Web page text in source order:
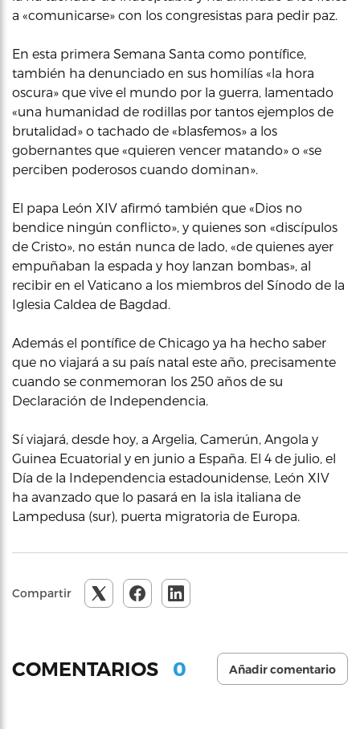
a «comunicarse» con los congresistas para pedir paz.
En esta primera Semana Santa como pontífice,
también ha denunciado en sus homilías «la hora
oscura» que vive el mundo por la guerra, lamentado
«una humanidad de rodillas por tantos ejemplos de
brutalidad» o tachado de «blasfemos» a los
gobernantes que «quieren vencer matando» o «se
perciben poderosos cuando dominan».
El papa León XIV afirmó también que «Dios no
bendice ningún conflicto», y quienes son «discípulos
de Cristo», no están nunca de lado, «de quienes ayer
empuñaban la espada y hoy lanzan bombas», al
recibir en el Vaticano a los miembros del Sínodo de la
Iglesia Caldea de Bagdad.
Además el pontífice de Chicago ya ha hecho saber
que no viajará a su país natal este año, precisamente
cuando se conmemoran los 250 años de su
Declaración de Independencia.
Sí viajará, desde hoy, a Argelia, Camerún, Angola y
Guinea Ecuatorial y en junio a España. El 4 de julio, el
Día de la Independencia estadounidense, León XIV
ha avanzado que lo pasará en la isla italiana de
Lampedusa (sur), puerta migratoria de Europa.
Compartir
COMENTARIOS 0 Añadir comentario